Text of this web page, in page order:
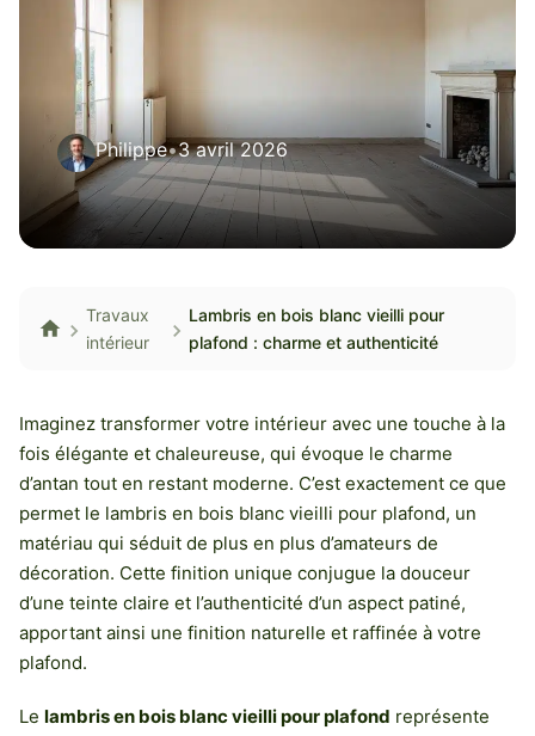
Philippe•3 avril 2026
Travaux
intérieur
Lambris en bois blanc vieilli pour
plafond : charme et authenticité
Imaginez transformer votre intérieur avec une touche à la
fois élégante et chaleureuse, qui évoque le charme
d’antan tout en restant moderne. C’est exactement ce que
permet le lambris en bois blanc vieilli pour plafond, un
matériau qui séduit de plus en plus d’amateurs de
décoration. Cette finition unique conjugue la douceur
d’une teinte claire et l’authenticité d’un aspect patiné,
apportant ainsi une finition naturelle et raffinée à votre
plafond.
Le lambris en bois blanc vieilli pour plafond représente